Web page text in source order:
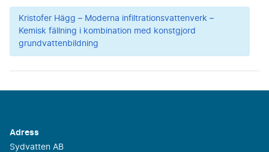
Kristofer Hägg – Moderna infiltrationsvattenverk –
Kemisk fällning i kombination med konstgjord
grundvattenbildning
Adress
Sydvatten AB